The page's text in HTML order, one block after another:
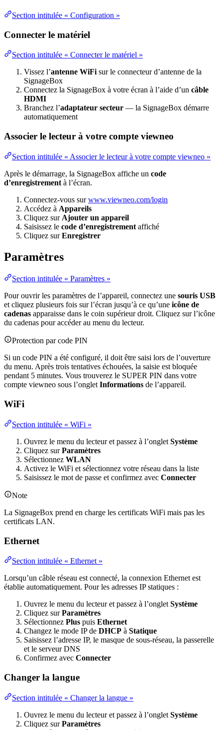
Section intitulée « Configuration »
Connecter le matériel
Section intitulée « Connecter le matériel »
Vissez l’antenne WiFi sur le connecteur d’antenne de la
SignageBox
Connectez la SignageBox à votre écran à l’aide d’un câble
HDMI
Branchez l’adaptateur secteur — la SignageBox démarre
automatiquement
Associer le lecteur à votre compte viewneo
Section intitulée « Associer le lecteur à votre compte viewneo »
Après le démarrage, la SignageBox affiche un code
d’enregistrement à l’écran.
Connectez-vous surwww.viewneo.com/login
Accédez à Appareils
Cliquez sur Ajouter un appareil
Saisissez le code d’enregistrement affiché
Cliquez surEnregistrer
Paramètres
Section intitulée « Paramètres »
Pour ouvrir les paramètres de l’appareil, connectez une souris USB
et cliquez plusieurs fois sur l’écran jusqu’à ce qu’une icône de
cadenas apparaisse dans le coin supérieur droit. Cliquez sur l’icône
du cadenas pour accéder au menu du lecteur.
Protection par code PIN
Si un code PIN a été configuré, il doit être saisi lors de l’ouverture
du menu. Après trois tentatives échouées, la saisie est bloquée
pendant 5 minutes. Vous trouverez le SUPER PIN dans votre
compte viewneo sous l’ongletInformations de l’appareil.
WiFi
Section intitulée « WiFi »
Ouvrez le menu du lecteur et passez à l’onglet Système
Cliquez surParamètres
Sélectionnez WLAN
Activez le WiFi et sélectionnez votre réseau dans la liste
Saisissez le mot de passe et confirmez avec Connecter
Note
La SignageBox prend en charge les certificats WiFi mais pas les
certificats LAN.
Ethernet
Section intitulée « Ethernet »
Lorsqu’un câble réseau est connecté, la connexion Ethernet est
établie automatiquement. Pour les adresses IP statiques :
Ouvrez le menu du lecteur et passez à l’onglet Système
Cliquez surParamètres
Sélectionnez Plus puis Ethernet
Changez le mode IP de DHCP à Statique
Saisissez l’adresse IP, le masque de sous-réseau, la passerelle
et le serveur DNS
Confirmez avec Connecter
Changer la langue
Section intitulée « Changer la langue »
Ouvrez le menu du lecteur et passez à l’onglet Système
Cliquez surParamètres